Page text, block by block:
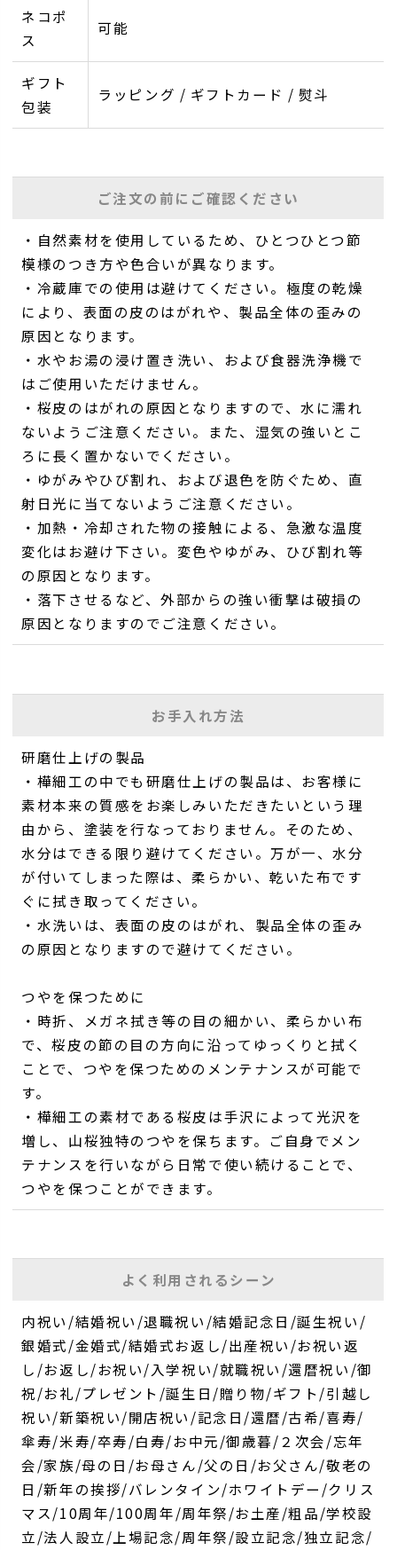
ネコポ
ス
可能
ギフト
包装
ラッピング / ギフトカード / 熨斗
ご注文の前にご確認ください
・自然素材を使用しているため、ひとつひとつ節
模様のつき方や色合いが異なります。
・冷蔵庫での使用は避けてください。極度の乾燥
により、表面の皮のはがれや、製品全体の歪みの
原因となります。
・水やお湯の浸け置き洗い、および食器洗浄機で
はご使用いただけません。
・桜皮のはがれの原因となりますので、水に濡れ
ないようご注意ください。また、湿気の強いとこ
ろに長く置かないでください。
・ゆがみやひび割れ、および退色を防ぐため、直
射日光に当てないようご注意ください。
・加熱・冷却された物の接触による、急激な温度
変化はお避け下さい。変色やゆがみ、ひび割れ等
の原因となります。
・落下させるなど、外部からの強い衝撃は破損の
原因となりますのでご注意ください。
お手入れ方法
研磨仕上げの製品
・樺細工の中でも研磨仕上げの製品は、お客様に
素材本来の質感をお楽しみいただきたいという理
由から、塗装を行なっておりません。そのため、
水分はできる限り避けてください。万が一、水分
が付いてしまった際は、柔らかい、乾いた布です
ぐに拭き取ってください。
・水洗いは、表面の皮のはがれ、製品全体の歪み
の原因となりますので避けてください。
つやを保つために
・時折、メガネ拭き等の目の細かい、柔らかい布
で、桜皮の節の目の方向に沿ってゆっくりと拭く
ことで、つやを保つためのメンテナンスが可能で
す。
・樺細工の素材である桜皮は手沢によって光沢を
増し、山桜独特のつやを保ちます。ご自身でメン
テナンスを行いながら日常で使い続けることで、
つやを保つことができます。
よく利用されるシーン
内祝い/結婚祝い/退職祝い/結婚記念日/誕生祝い/
銀婚式/金婚式/結婚式お返し/出産祝い/お祝い返
し/お返し/お祝い/入学祝い/就職祝い/還暦祝い/御
祝/お礼/プレゼント/誕生日/贈り物/ギフト/引越し
祝い/新築祝い/開店祝い/記念日/還暦/古希/喜寿/
傘寿/米寿/卒寿/白寿/お中元/御歳暮/２次会/忘年
会/家族/母の日/お母さん/父の日/お父さん/敬老の
日/新年の挨拶/バレンタイン/ホワイトデー/クリス
マス/10周年/100周年/周年祭/お土産/粗品/学校設
立/法人設立/上場記念/周年祭/設立記念/独立記念/